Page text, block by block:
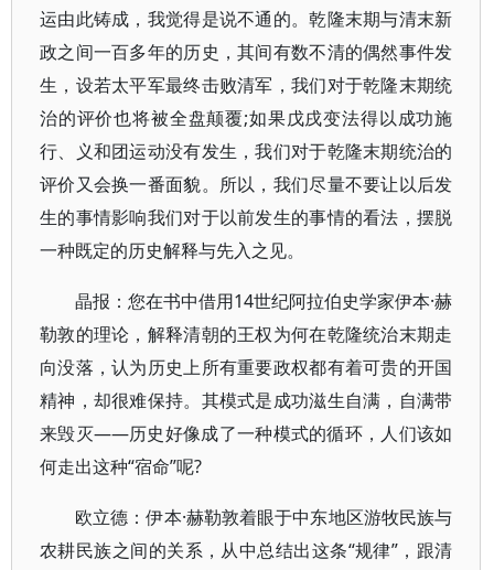
运由此铸成，我觉得是说不通的。乾隆末期与清末新
政之间一百多年的历史，其间有数不清的偶然事件发
生，设若太平军最终击败清军，我们对于乾隆末期统
治的评价也将被全盘颠覆;如果戊戌变法得以成功施
行、义和团运动没有发生，我们对于乾隆末期统治的
评价又会换一番面貌。所以，我们尽量不要让以后发
生的事情影响我们对于以前发生的事情的看法，摆脱
一种既定的历史解释与先入之见。
晶报：您在书中借用14世纪阿拉伯史学家伊本·赫
勒敦的理论，解释清朝的王权为何在乾隆统治末期走
向没落，认为历史上所有重要政权都有着可贵的开国
精神，却很难保持。其模式是成功滋生自满，自满带
来毁灭——历史好像成了一种模式的循环，人们该如
何走出这种“宿命”呢?
欧立德：伊本·赫勒敦着眼于中东地区游牧民族与
农耕民族之间的关系，从中总结出这条“规律”，跟清